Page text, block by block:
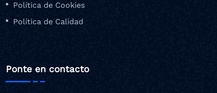
Política de Cookies
Política de Calidad
Ponte en contacto